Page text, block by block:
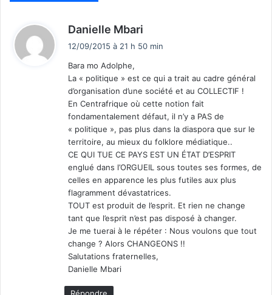
Danielle Mbari
:
12/09/2015 à 21 h 50 min
Bara mo Adolphe,
La « politique » est ce qui a trait au cadre général
d’organisation d’une société et au COLLECTIF !
En Centrafrique où cette notion fait
fondamentalement défaut, il n’y a PAS de
« politique », pas plus dans la diaspora que sur le
territoire, au mieux du folklore médiatique..
CE QUI TUE CE PAYS EST UN ÉTAT D’ESPRIT
englué dans l’ORGUEIL sous toutes ses formes, de
celles en apparence les plus futiles aux plus
flagramment dévastatrices.
TOUT est produit de l’esprit. Et rien ne change
tant que l’esprit n’est pas disposé à changer.
Je me tuerai à le répéter : Nous voulons que tout
change ? Alors CHANGEONS !!
Salutations fraternelles,
Danielle Mbari
Répondre